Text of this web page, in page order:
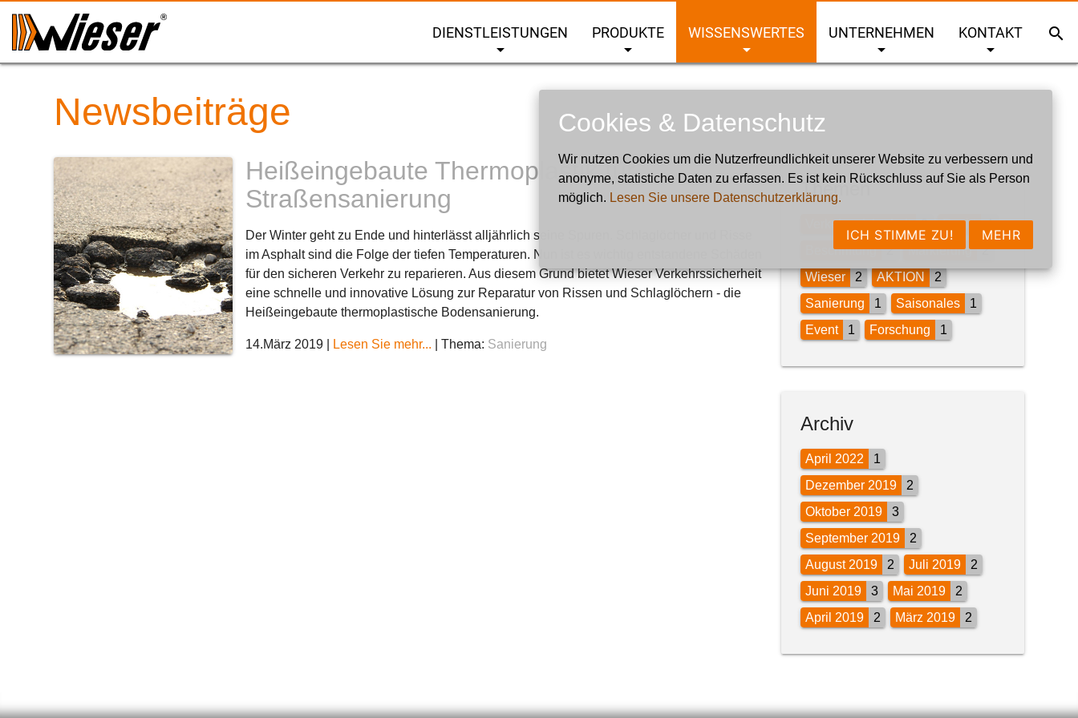
DIENSTLEISTUNGEN
arrow_drop_down
PRODUKTE
arrow_drop_down
WISSENSWERTES
arrow_drop_down
UNTERNEHMEN
arrow_drop_down
KONTAKT
arrow_drop_down
search
Newsbeiträge
Heißeingebaute Thermoplastik für
Straßensanierung
Der Winter geht zu Ende und hinterlässt alljährlich seine Spuren. Schlaglöcher und Risse
im Asphalt sind die Folge der tiefen Temperaturen. Nun ist es wichtig entstandene Schäden
für den sicheren Verkehr zu reparieren. Aus diesem Grund bietet Wieser Verkehrssicherheit
eine schnelle und innovative Lösung zur Reparatur von Rissen und Schlaglöchern - die
Heißeingebaute thermoplastische Bodensanierung.
14.März 2019 Lesen Sie mehr... Thema: Sanierung
Themen
Verkehrssicherheit 9 Recht
4
Beschriftung
2 Markierung
2
Wieser
2 AKTION
2
Sanierung
1 Saisonales
1
Event
1 Forschung 1
Archiv
April 2022
1
Dezember 2019
2
Oktober 2019
3
September 2019
2
August 2019
2 Juli 2019
2
Juni 2019
3 Mai 2019
2
April 2019
2 März 2019 2
Cookies & Datenschutz
Wir nutzen Cookies um die Nutzerfreundlichkeit unserer Website zu verbessern und
anonyme, statistiche Daten zu erfassen. Es ist kein Rückschluss auf Sie als Person
möglich. Lesen Sie unsere Datenschutzerklärung.
ICH STIMME ZU! MEHR